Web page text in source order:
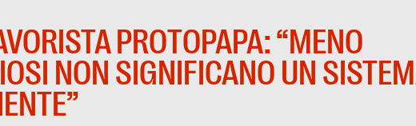
PROTOPAPA: “MENO
NON SIGNIFICANO UN